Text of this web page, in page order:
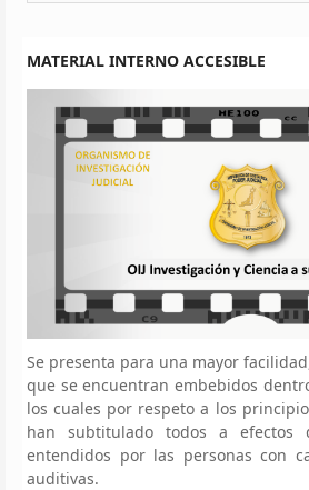
MATERIAL INTERNO ACCESIBLE
Se presenta para una mayor
que se encuentran embebidos
los cuales por respeto a los
han subtitulado todos a efectos
entendidos por las personas con
auditivas.